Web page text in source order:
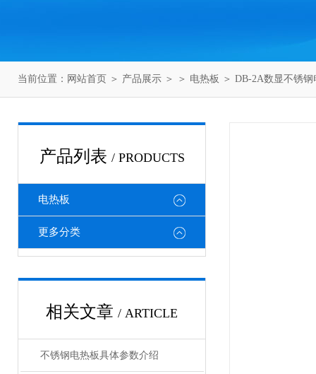
当前位置： 网站首页 ＞ 产品展示 ＞ ＞ 电热板 ＞ DB-2A数显不锈钢
产品列表 / PRODUCTS
电热板
更多分类
相关文章 / ARTICLE
不锈钢电热板具体参数介绍